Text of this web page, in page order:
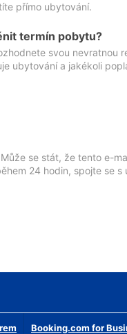
přímo ubytování.
termín pobytu?
svou nevratnou
ubytování a jakékoli
se stát, že tento e-
24 hodin, spojte se s
Booking.com for